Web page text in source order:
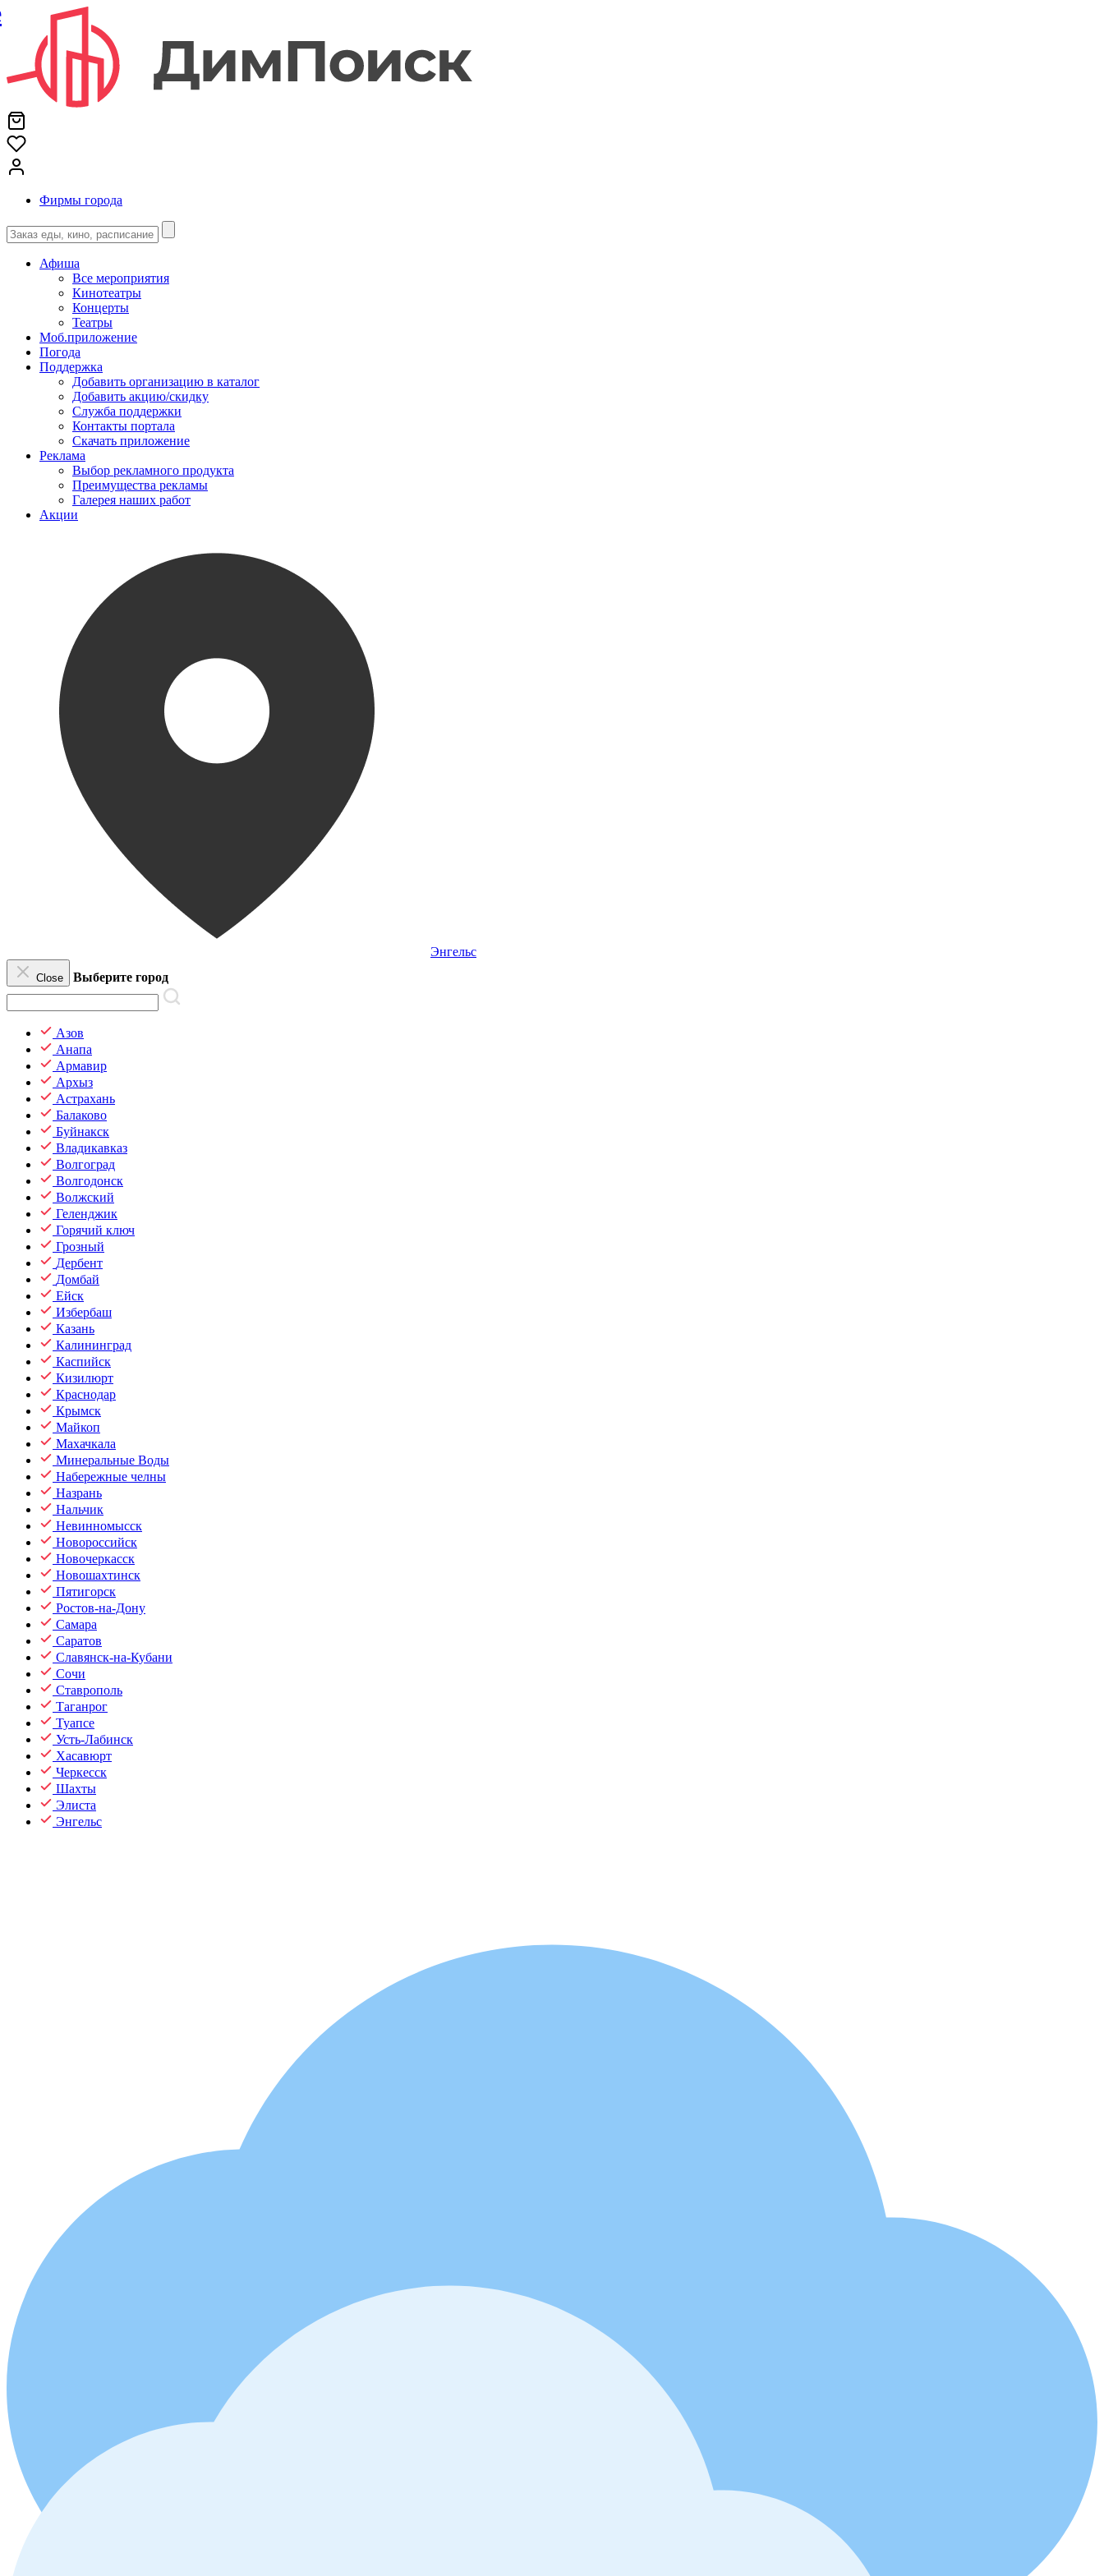
Фирмы города
Афиша
Все мероприятия
Кинотеатры
Концерты
Театры
Моб.приложение
Погода
Поддержка
Добавить организацию в каталог
Добавить акцию/скидку
Служба поддержки
Контакты портала
Скачать приложение
Реклама
Выбор рекламного продукта
Преимущества рекламы
Галерея наших работ
Акции
Энгельс
Close Выберите город
Азов
Анапа
Армавир
Архыз
Астрахань
Балаково
Буйнакск
Владикавказ
Волгоград
Волгодонск
Волжский
Геленджик
Горячий ключ
Грозный
Дербент
Домбай
Ейск
Избербаш
Казань
Калининград
Каспийск
Кизилюрт
Краснодар
Крымск
Майкоп
Махачкала
Минеральные Воды
Набережные челны
Назрань
Нальчик
Невинномысск
Новороссийск
Новочеркасск
Новошахтинск
Пятигорск
Ростов-на-Дону
Самара
Саратов
Славянск-на-Кубани
Сочи
Ставрополь
Таганрог
Туапсе
Усть-Лабинск
Хасавюрт
Черкесск
Шахты
Элиста
Энгельс